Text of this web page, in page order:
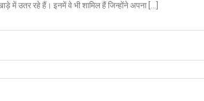
उतर रहे हैं। इनमें वे भी शामिल हैं जिन्होंने अपना […]